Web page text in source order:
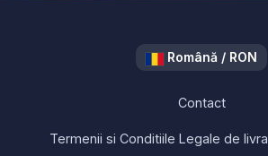
Română / RON
Contact
Termenii si Conditiile Legale de